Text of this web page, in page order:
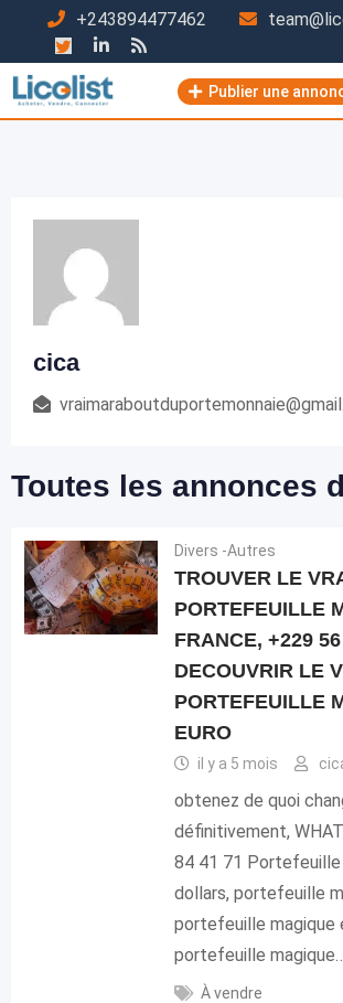
contenu
+243894477462
Publier une
cica
Toutes les annonces
Divers -Autres
TROUVER LE
PORTEFEUILLE
FRANCE, +229
DECOUVRIR LE
PORTEFEUILLE
EURO
il y a 5 mois
obtenez de quoi
définitivement,
84 41 71 Portefeuille
dollars, portefeuille
portefeuille magique
portefeuille
À vendre